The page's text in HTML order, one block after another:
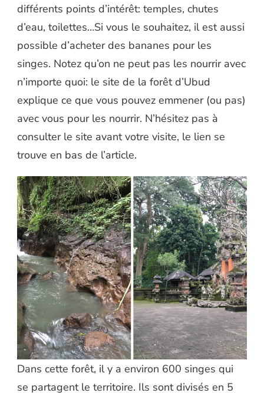
différents points d’intérêt: temples, chutes
d’eau, toilettes…Si vous le souhaitez, il est aussi
possible d’acheter des bananes pour les
singes. Notez qu’on ne peut pas les nourrir avec
n’importe quoi: le site de la forêt d’Ubud
explique ce que vous pouvez emmener (ou pas)
avec vous pour les nourrir. N’hésitez pas à
consulter le site avant votre visite, le lien se
trouve en bas de l’article.
Dans cette forêt, il y a environ 600 singes qui
se partagent le territoire. Ils sont divisés en 5